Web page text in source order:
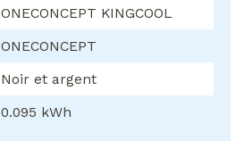
ONECONCEPT KINGCOOL
ONECONCEPT
Noir et argent
0.095 kWh